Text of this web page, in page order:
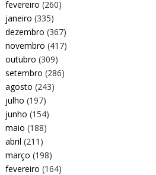
fevereiro (260)
janeiro (335)
dezembro (367)
novembro (417)
outubro (309)
setembro (286)
agosto (243)
julho (197)
junho (154)
maio (188)
abril (211)
março (198)
fevereiro (164)